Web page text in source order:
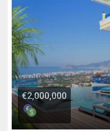
€2,000,000